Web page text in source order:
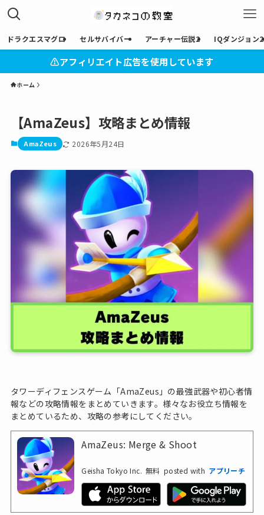
ドラクエスマグロ セルサバイバー アーチャー伝説2 IQダンジョン2
⚠︎アフィリエイト広告を使用しています
ホーム
【AmaZeus】攻略まとめ情報
AmaZeus 2026年5月24日
タワーディフェンスゲーム「AmaZeus」の最強武器や初心者情
報などの攻略情報をまとめていきます。様々なお役立ち情報を
まとめているため、攻略の参考にしてください。
AmaZeus: Merge & Shoot
Geisha Tokyo Inc. 無料 posted with アプリーチ